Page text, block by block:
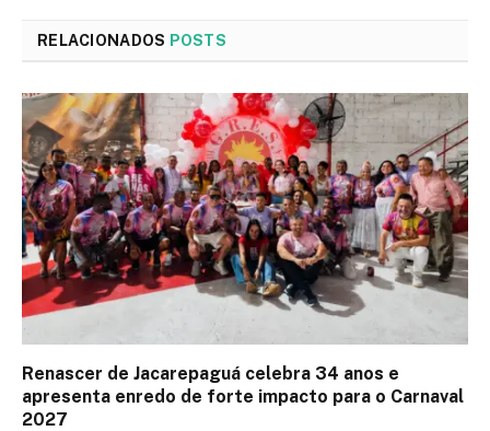
RELACIONADOS POSTS
Renascer de Jacarepaguá celebra 34 anos e
apresenta enredo de forte impacto para o Carnaval
2027